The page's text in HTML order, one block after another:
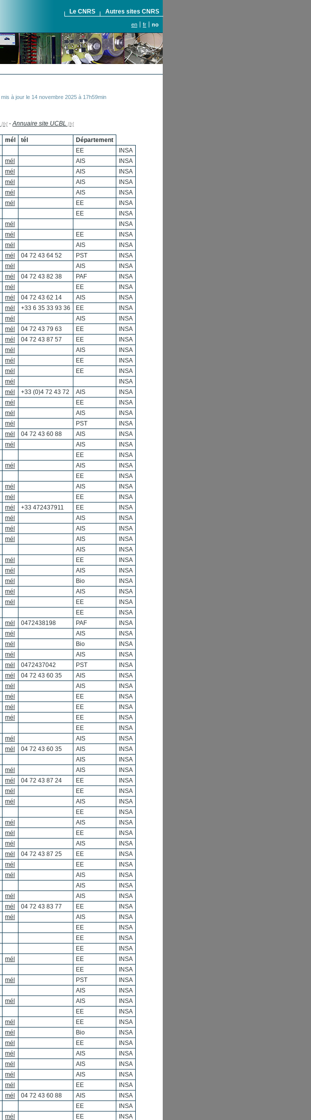
Le CNRS Autres sites CNRS
en fr no
mis à jour le 14 novembre 2025 à 17h59min
-Annuaire site UCBL
mél tél
Département
EE
INSA
mél AIS
INSA
mél AIS
INSA
mél AIS
INSA
mél AIS
INSA
mél EE
INSA
EE
INSA
mél
INSA
mél EE
INSA
mél AIS
INSA
mél 04 72 43 64 52 PST
INSA
mél AIS
INSA
mél 04 72 43 82 38 PAF
INSA
mél EE
INSA
mél 04 72 43 62 14 AIS
INSA
mél +33 6 35 33 93 36 EE
INSA
mél AIS
INSA
mél 04 72 43 79 63 EE
INSA
mél 04 72 43 87 57 EE
INSA
mél AIS
INSA
mél EE
INSA
mél EE
INSA
mél
INSA
mél +33 (0)4 72 43 72 AIS
INSA
mél EE
INSA
mél AIS
INSA
mél PST
INSA
mél 04 72 43 60 88 AIS
INSA
mél AIS
INSA
EE
INSA
mél AIS
INSA
EE
INSA
mél AIS
INSA
mél EE
INSA
mél +33 472437911 EE
INSA
mél AIS
INSA
mél AIS
INSA
mél AIS
INSA
AIS
INSA
mél EE
INSA
mél AIS
INSA
mél Bio
INSA
mél AIS
INSA
mél EE
INSA
EE
INSA
mél 0472438198 PAF
INSA
mél AIS
INSA
mél Bio
INSA
mél AIS
INSA
mél 0472437042 PST
INSA
mél 04 72 43 60 35 AIS
INSA
mél AIS
INSA
mél EE
INSA
mél EE
INSA
mél EE
INSA
EE
INSA
mél AIS
INSA
mél 04 72 43 60 35 AIS
INSA
AIS
INSA
mél AIS
INSA
mél 04 72 43 87 24 EE
INSA
mél EE
INSA
mél AIS
INSA
EE
INSA
mél AIS
INSA
mél EE
INSA
mél AIS
INSA
mél 04 72 43 87 25 EE
INSA
mél EE
INSA
mél AIS
INSA
AIS
INSA
mél AIS
INSA
mél 04 72 43 83 77 EE
INSA
mél AIS
INSA
EE
INSA
EE
INSA
EE
INSA
mél EE
INSA
EE
INSA
mél PST
INSA
AIS
INSA
mél AIS
INSA
EE
INSA
mél EE
INSA
mél Bio
INSA
mél EE
INSA
mél AIS
INSA
mél AIS
INSA
mél AIS
INSA
mél EE
INSA
mél 04 72 43 60 88 AIS
INSA
EE
INSA
mél EE INSA